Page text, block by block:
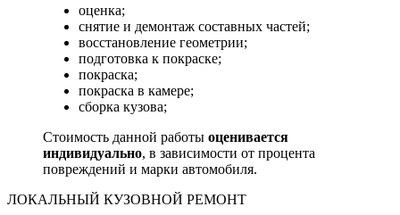
оценка;
снятие и демонтаж составных частей;
восстановление геометрии;
подготовка к покраске;
покраска;
покраска в камере;
сборка кузова;
Стоимость данной работы оценивается
индивидуально, в зависимости от процента
повреждений и марки автомобиля.
ЛОКАЛЬНЫЙ КУЗОВНОЙ РЕМОНТ